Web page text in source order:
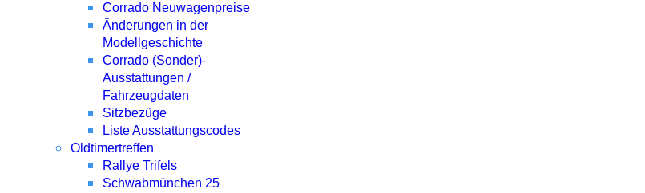
Corrado Neuwagenpreise
Änderungen in der
Modellgeschichte
Corrado (Sonder)-
Ausstattungen /
Fahrzeugdaten
Sitzbezüge
Liste Ausstattungscodes
Oldtimertreffen
Rallye Trifels
Schwabmünchen 25